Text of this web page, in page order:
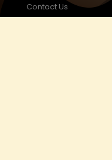
Contact Us